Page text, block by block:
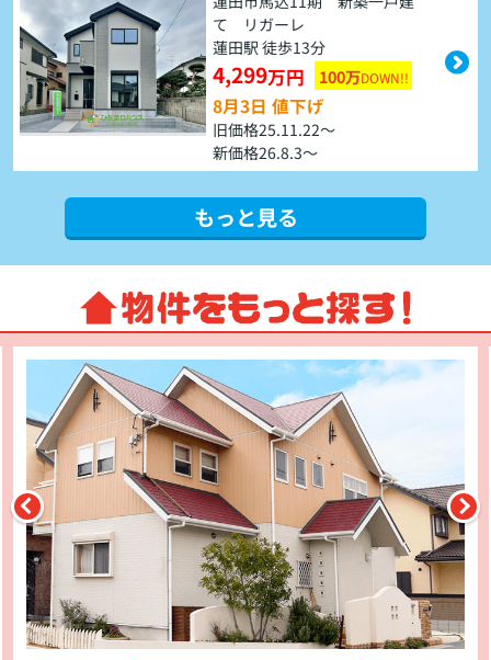
て リガーレ
蓮田駅 徒歩13分
4,299万円 100万DOWN!!
8月3日 値下げ
旧価格25.11.22～
新価格26.8.3～
もっと見る